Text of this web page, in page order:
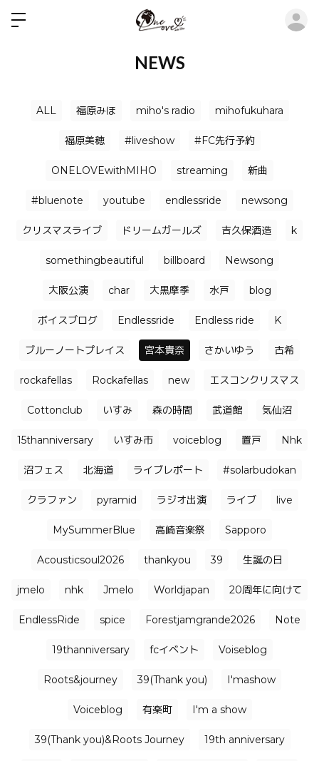
NEWS
ALL 福原みほ miho's radio mihofukuhara
福原美穂 #liveshow #FC先行予約
ONELOVEwithMIHO streaming 新曲
#bluenote youtube endlessride newsong
クリスマスライブ ドリームガールズ 吉久保酒造 k
somethingbeautiful billboard Newsong
大阪公演 char 大黒摩季 水戸 blog
ボイスブログ Endlessride Endless ride K
ブルーノートプレイス 宮本貴奈 さかいゆう 古希
rockafellas Rockafellas new エスコンクリスマス
Cottonclub いすみ 森の時間 武道館 気仙沼
15thanniversary いすみ市 voiceblog 置戸 Nhk
沼フェス 北海道 ライブレポート #solarbudokan
クラファン pyramid ラジオ出演 ライブ live
MySummerBlue 高崎音楽祭 Sapporo
Acousticsoul2026 thankyou 39 生誕の日
jmelo nhk Jmelo Worldjapan 20周年に向けて
EndlessRide spice Forestjamgrande2026 Note
19thanniversary fcイベント Voiseblog
Roots&journey 39(Thank you) I'mashow
Voiceblog 有楽町 I'm a show
39(Thank you)&Roots Journey 19th anniversary